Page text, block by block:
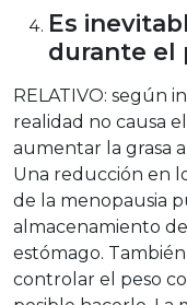
Es
durante el
RELATIVO: según
realidad no causa
aumentar la grasa
Una reducción en
de la menopausia
almacenamiento de
estómago.
controlar el peso